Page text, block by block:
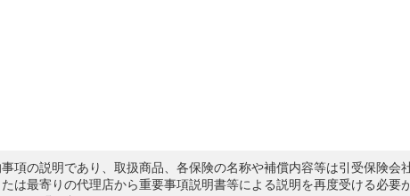
項の説明であり、取扱商品、各保険の名称や補償内容等は引受保険会
は最寄りの代理店から重要事項説明書等による説明を再度受ける必要